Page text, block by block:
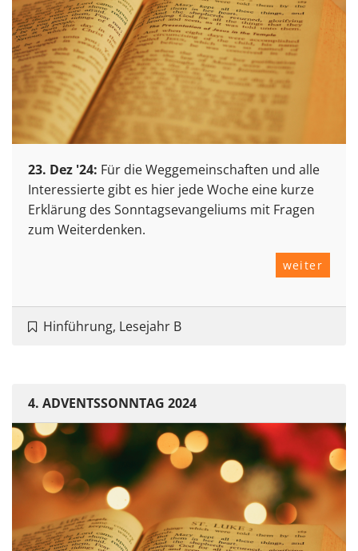
23. Dez '24: Für die Weggemeinschaften und alle
Interessierte gibt es hier jede Woche eine kurze
Erklärung des Sonntagsevangeliums mit Fragen
zum Weiterdenken.
weiter
Hinführung, Lesejahr B
4. ADVENTSSONNTAG 2024